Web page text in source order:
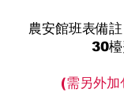
農安館班表備
30
(需另外